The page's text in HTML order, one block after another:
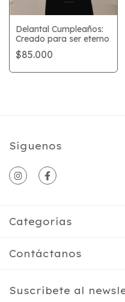
Delantal Cumpleaños:
Creado para ser eterno
$85.000
Síguenos
Categorías
Contáctanos
Suscríbete al